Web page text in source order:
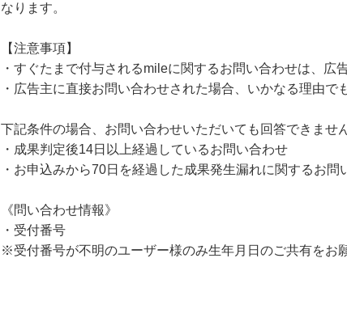
なります。
【注意事項】
・すぐたまで付与されるmileに関するお問い合わせは、広
・広告主に直接お問い合わせされた場合、いかなる理由で
下記条件の場合、お問い合わせいただいても回答できませ
・成果判定後14日以上経過しているお問い合わせ
・お申込みから70日を経過した成果発生漏れに関するお問
《問い合わせ情報》
・受付番号
※受付番号が不明のユーザー様のみ生年月日のご共有をお